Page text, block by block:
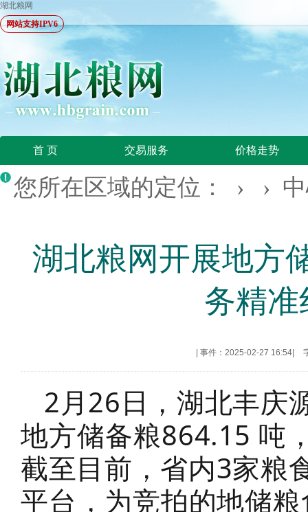
湖北粮网
网站支持IPV6
首 页 交易服务 价格走势
您所在区域的定位： › ›
湖北粮网开展地方
务精
事件：2025-02-27 16:54
​2月26日，湖北丰庆
地方储备粮864.15 吨
截至目前，省内3家粮
平台，为竞拍的地储